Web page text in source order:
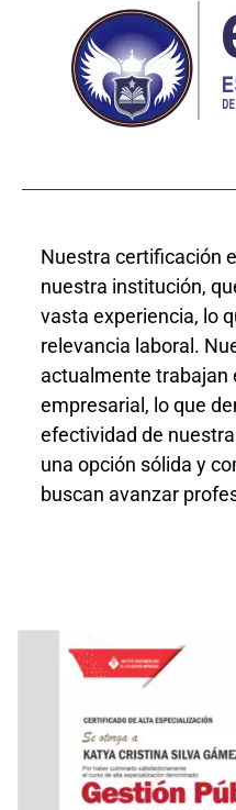
Nuestra certificación
nuestra institución,
vasta experiencia, lo
relevancia laboral.
actualmente trabajan
empresarial, lo que
efectividad de
una opción sólida y
buscan avanzar